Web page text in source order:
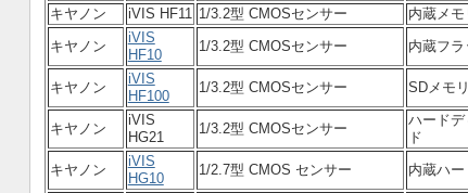
キヤノン
iVIS HF11 1/3.2型 CMOSセンサー
内蔵メ
キヤノン
iVIS
HF10
1/3.2型 CMOSセンサー 内蔵フ
キヤノン
iVIS
HF100
1/3.2型 CMOSセンサー SDメモ
キヤノン
iVIS
HG21
1/3.2型 CMOSセンサー
ハード
ド
キヤノン
iVIS
HG10
1/2.7型 CMOS センサー
内蔵ハ